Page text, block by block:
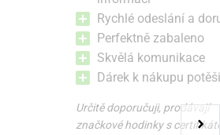
Rychlé odeslání a
Perfektně zabaleno
Skvělá komunikace
Dárek k nákupu
Určitě doporučuji, prodávají
značkové hodinky s